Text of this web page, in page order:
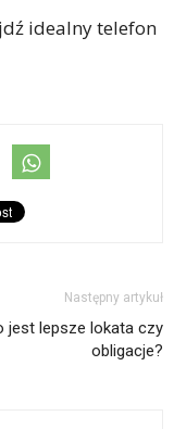
idealny telefon
Następny artykuł
jest lepsze lokata czy
obligacje?